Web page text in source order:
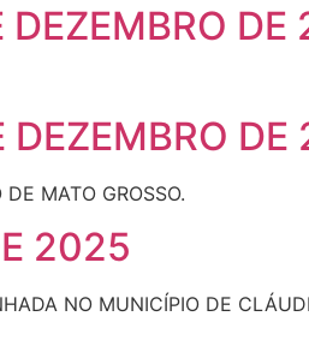
DE
DE
MATO GROSSO.
2025
NO MUNICÍPIO DE